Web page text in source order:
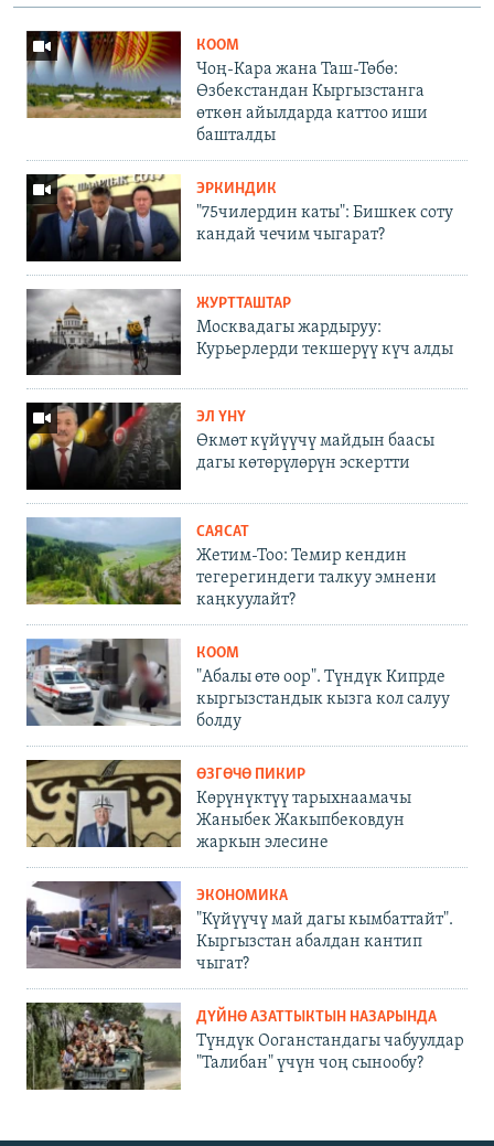
КООМ
Чоң-Кара жана Таш-Төбө:
Өзбекстандан Кыргызстанга
өткөн айылдарда каттоо иши
башталды
ЭРКИНДИК
"75чилердин каты": Бишкек соту
кандай чечим чыгарат?
ЖУРТТАШТАР
Москвадагы жардыруу:
Курьерлерди текшерүү күч алды
ЭЛ ҮНҮ
Өкмөт күйүүчү майдын баасы
дагы көтөрүлөрүн эскертти
САЯСАТ
Жетим-Тоо: Темир кендин
тегерегиндеги талкуу эмнени
каңкуулайт?
КООМ
"Абалы өтө оор". Түндүк Кипрде
кыргызстандык кызга кол салуу
болду
ӨЗГӨЧӨ ПИКИР
Көрүнүктүү тарыхнаамачы
Жаныбек Жакыпбековдун
жаркын элесине
ЭКОНОМИКА
"Күйүүчү май дагы кымбаттайт".
Кыргызстан абалдан кантип
чыгат?
ДҮЙНӨ АЗАТТЫКТЫН НАЗАРЫНДА
Түндүк Ооганстандагы чабуулдар
"Талибан" үчүн чоң сынообу?